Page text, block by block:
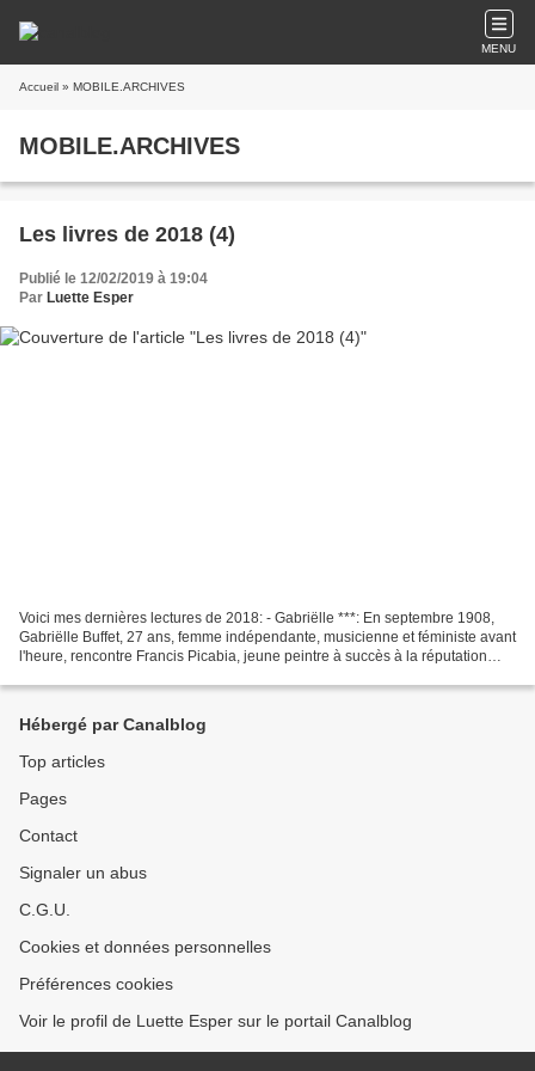
MENU
Accueil » MOBILE.ARCHIVES
MOBILE.ARCHIVES
Les livres de 2018 (4)
Publié le 12/02/2019 à 19:04
Par Luette Esper
Voici mes dernières lectures de 2018: - Gabriëlle ***: En septembre 1908,
Gabriëlle Buffet, 27 ans, femme indépendante, musicienne et féministe avant
l'heure, rencontre Francis Picabia, jeune peintre à succès à la réputation
Hébergé par Canalblog
Top articles
Pages
Contact
Signaler un abus
C.G.U.
Cookies et données personnelles
Préférences cookies
Voir le profil de Luette Esper sur le portail Canalblog